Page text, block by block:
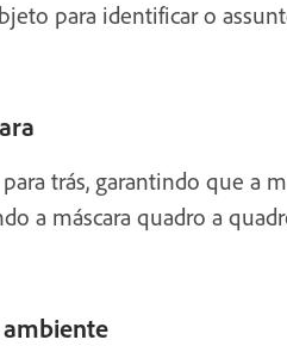
para identificar o
trás, garantindo que a
a máscara quadro a